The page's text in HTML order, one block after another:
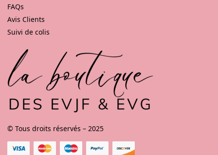
FAQs
Avis Clients
Suivi de colis
© Tous droits réservés – 2025